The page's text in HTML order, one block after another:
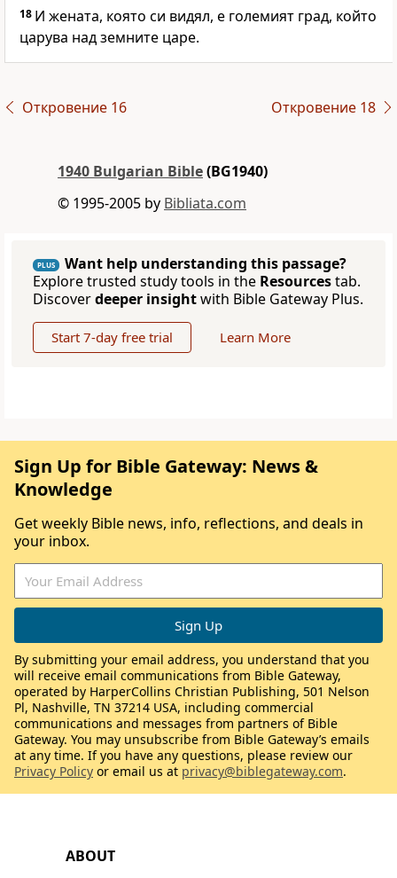
18 И жената, която си видял, е големият град, който
царува над земните царе.
Откровение 16 Откровение 18
1940 Bulgarian Bible(BG1940)
© 1995-2005 by Bibliata.com
PLUS
Want help understanding this passage?
Explore trusted study tools in the Resourcestab.
Discoverdeeper insightwith Bible Gateway Plus.
Start 7-day free trial Learn More
ABOUT
Sign Up for Bible Gateway: News &
Knowledge
Get weekly Bible news, info, reflections, and deals in
your inbox.
By submitting your email address, you understand that you
will receive email communications from Bible Gateway,
operated by HarperCollins Christian Publishing, 501 Nelson
Pl, Nashville, TN 37214 USA, including commercial
communications and messages from partners of Bible
Gateway. You may unsubscribe from Bible Gateway’s emails
at any time. If you have any questions, please review our
Privacy Policy or email us at privacy@biblegateway.com.